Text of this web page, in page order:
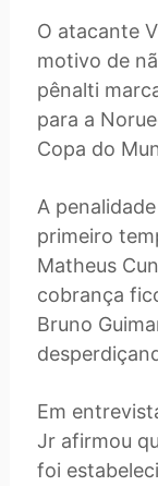
O atacante
motivo de
pênalti
para a
Copa do
A
primeiro
Matheus
cobrança
Bruno
Em
Jr afirmou
foi